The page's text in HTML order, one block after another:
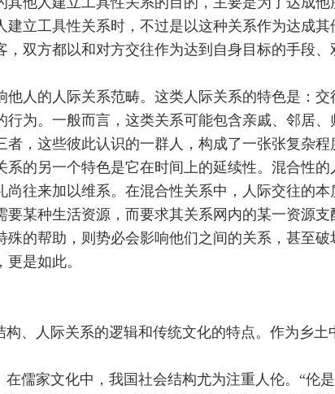
立工具性关系时，不过是以这种关系作为达成
双方都以和对方交往作为达到自身目标的手段
人的人际关系范畴。这类人际关系的特色是：
为。一般而言，这类关系可能包含亲戚、邻居
，这些彼此认识的一群人，构成了一张张复杂
的另一个特色是它在时间上的延续性。混合性
往来加以维系。在混合性关系中，人际交往的
某种生活资源，而要求其关系网内的某一资源
的帮助，则势必会影响他们之间的关系，甚至
是如此。
构、人际关系的逻辑和传统文化的特点。作为乡
儒家文化中，我国社会结构尤为注重人伦。“伦